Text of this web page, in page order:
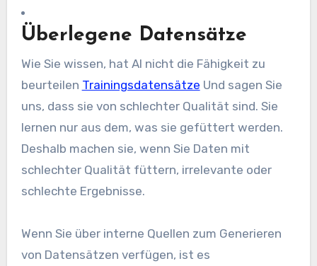
Überlegene Datensätze
Wie Sie wissen, hat AI nicht die Fähigkeit zu
beurteilen Trainingsdatensätze Und sagen Sie
uns, dass sie von schlechter Qualität sind. Sie
lernen nur aus dem, was sie gefüttert werden.
Deshalb machen sie, wenn Sie Daten mit
schlechter Qualität füttern, irrelevante oder
schlechte Ergebnisse.
Wenn Sie über interne Quellen zum Generieren
von Datensätzen verfügen, ist es